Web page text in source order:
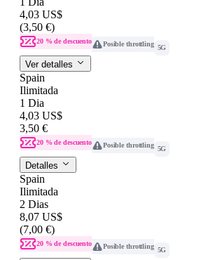
4,03 US$
(3,50 €)
20 % de descuento Posible throttling 5G
Ver detalles
Spain
Ilimitada
1 Dia
4,03 US$
3,50 €
20 % de descuento Posible throttling 5G
Detalles
Spain
Ilimitada
2 Dias
8,07 US$
(7,00 €)
20 % de descuento Posible throttling 5G